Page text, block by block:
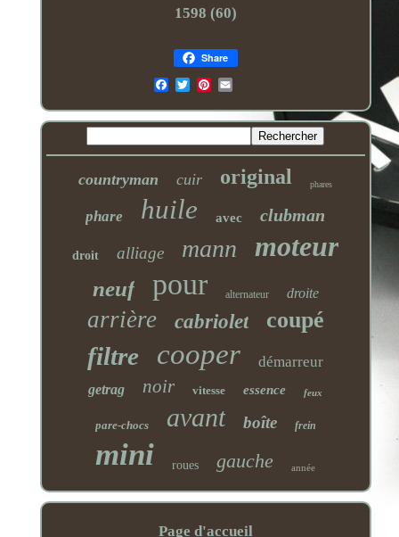
1598 (60)
Share
Email
countryman cuir original phares
phare huile avec clubman
droit alliage mann moteur
neuf pour alternateur droite
arrière cabriolet coupé
filtre cooper démarreur
getrag noir vitesse essence feux
pare-chocs avant boîte frein
mini roues gauche année
Page d'accueil